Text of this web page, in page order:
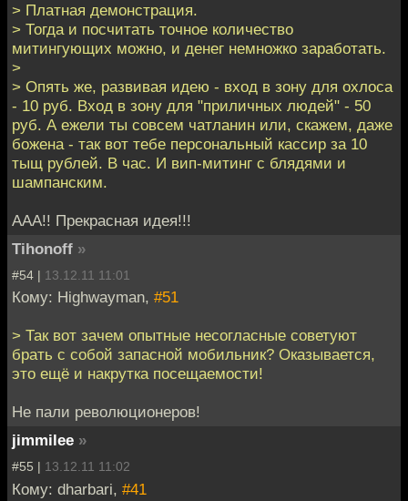
> Платная демонстрация.
> Тогда и посчитать точное количество
митингующих можно, и денег немножко заработать.
>
> Опять же, развивая идею - вход в зону для охлоса
- 10 руб. Вход в зону для "приличных людей" - 50
руб. А ежели ты совсем чатланин или, скажем, даже
божена - так вот тебе персональный кассир за 10
тыщ рублей. В час. И вип-митинг с блядями и
шампанским.
ААА!! Прекрасная идея!!!
Tihonoff »
#54 | 13.12.11 11:01
Кому: Highwayman, #51
> Так вот зачем опытные несогласные советуют
брать с собой запасной мобильник? Оказывается,
это ещё и накрутка посещаемости!
Не пали революционеров!
jimmilee »
#55 | 13.12.11 11:02
Кому: dharbari, #41